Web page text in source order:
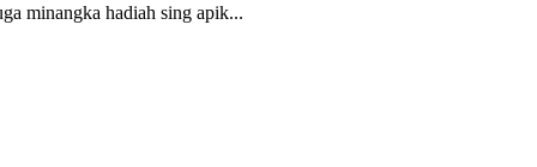
minangka hadiah sing apik...